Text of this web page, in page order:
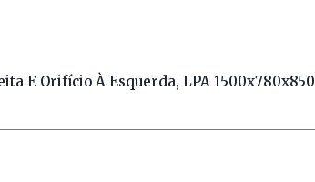
E Orifício À Esquerda, LPA 1500x780x850